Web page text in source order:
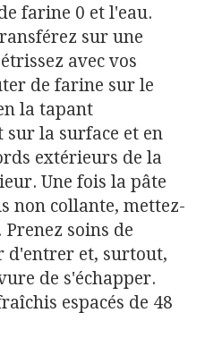
farine 0 et l'eau.
sur une
avec vos
de farine sur le
la tapant
sur la surface et en
extérieurs de la
Une fois la pâte
non collante, mettez-
soins de
d'entrer et, surtout,
de s'échapper.
espacés de 48